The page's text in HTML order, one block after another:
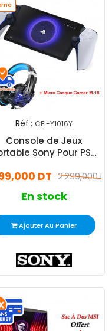
Réf : CFI-Y1016Y
Console de Jeux
Sony Pour PS5
2 299,000 DT
DT
En stock
Ajouter Au Panier